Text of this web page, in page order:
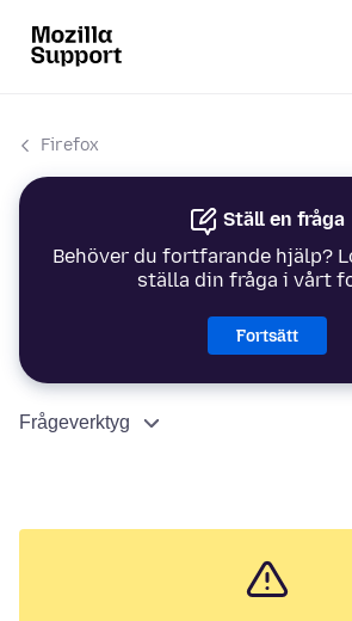
Firefox
Ställ en fråga
Behöver du fortfarande hjälp?
ställa din fråga i vårt
Fortsätt
Frågeverktyg